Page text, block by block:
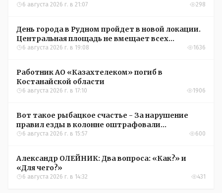
6 августа 2026 г. в 21:07 298
День города в Рудном пройдет в новой локации.
Центральная площадь не вмещает всех
желающих
6 августа 2026 г. в 19:08 1636
Работник АО «Казахтелеком» погиб в
Костанайской области
6 августа 2026 г. в 17:10 1906
Вот такое рыбацкое счастье - За нарушение
правил езды в колонне оштрафовали
участников соревнований в Аркалыке
6 августа 2026 г. в 15:57 600
Александр ОЛЕЙНИК: Два вопроса: «Как?» и
«Для чего?»
6 августа 2026 г. в 14:32 431